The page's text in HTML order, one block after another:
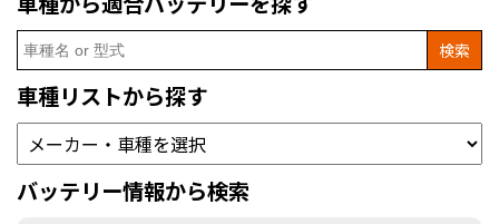
Search
for:
車種リストから探す
バッテリー情報から検索